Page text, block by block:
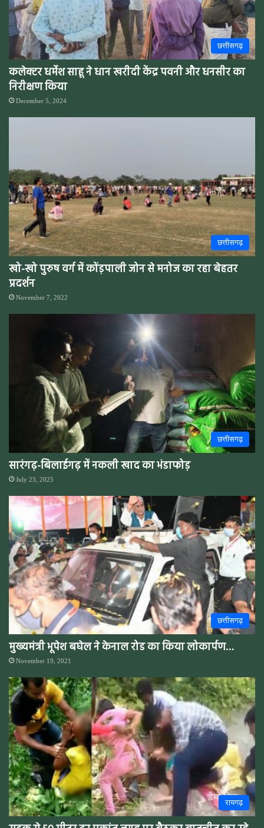
छत्तीसगढ़
कलेक्टर धर्मेश साहू ने धान खरीदी केंद्र पवनी और धनसीर का
निरीक्षण किया
December 5, 2024
छत्तीसगढ़
खो-खो पुरुष वर्ग में कोंड़पाली जोन से मनोज का रहा बेहतर
प्रदर्शन
November 7, 2022
छत्तीसगढ़
सारंगढ़-बिलाईगढ़ में नकली खाद का भंडाफोड़
July 23, 2025
छत्तीसगढ़
मुख्यमंत्री भूपेश बघेल ने केनाल रोड का किया लोकार्पण…
November 19, 2021
रायगढ़